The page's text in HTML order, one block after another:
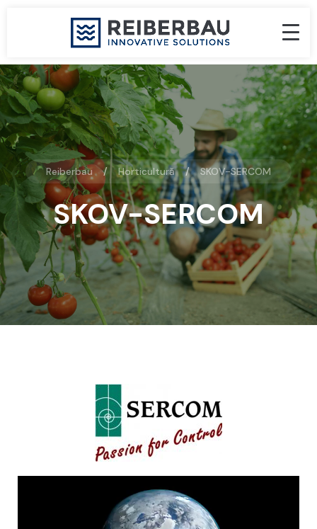
Reiberbau Horticultură SKOV-SERCOM
SKOV-SERCOM